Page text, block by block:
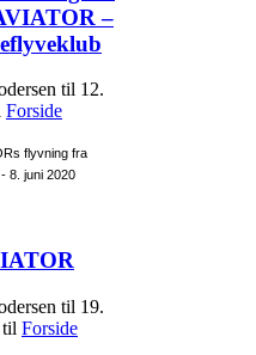
–
til 12.
Forside
flyvning fra
8. juni 2020
til 19.
til Forside